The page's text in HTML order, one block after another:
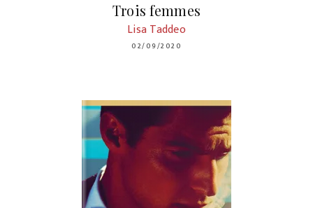
Trois femmes
Lisa Taddeo
02/09/2020